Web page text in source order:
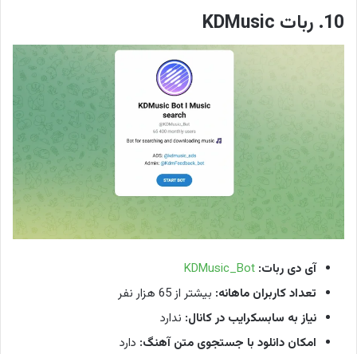
10. ربات KDMusic
آی دی ربات: KDMusic_Bot
تعداد کاربران ماهانه: بیشتر از 65 هزار نفر
نیاز به سابسکرایب در کانال: ندارد
امکان دانلود با جستجوی متن آهنگ: دارد